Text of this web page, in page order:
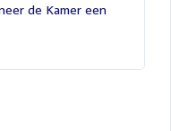
de Kamer een